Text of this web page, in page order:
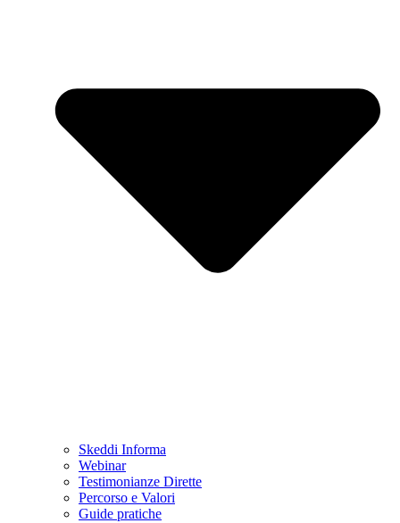
Skeddi Informa
Webinar
Testimonianze Dirette
Percorso e Valori
Guide pratiche